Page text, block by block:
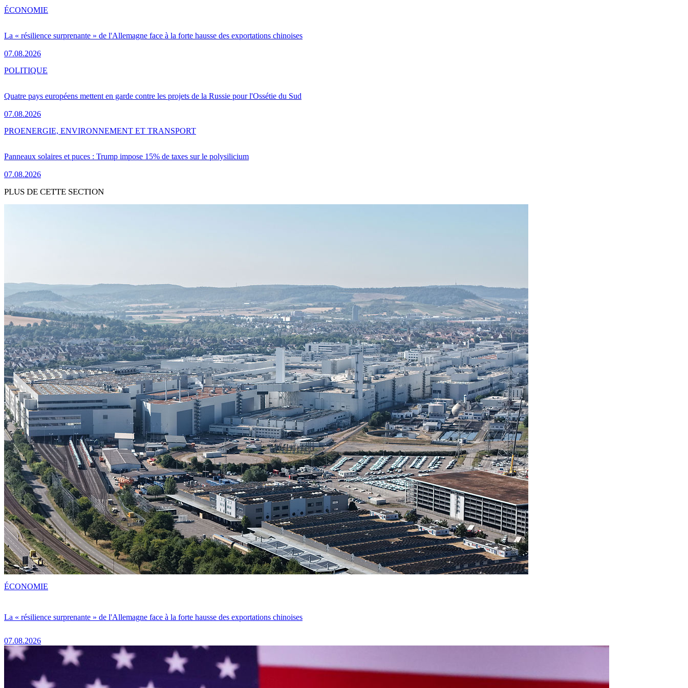
La « résilience surprenante » de l'Allemagne face à la forte hausse des exportations chinoises
07.08.2026
ÉCONOMIE
Quatre pays européens mettent en garde contre les projets de la Russie pour l'Ossétie du Sud
07.08.2026
POLITIQUE
Panneaux solaires et puces : Trump impose 15% de taxes sur le polysilicium
07.08.2026
PROENERGIE, ENVIRONNEMENT ET TRANSPORT
PLUS DE CETTE SECTION
La « résilience surprenante » de l'Allemagne face à la forte hausse des exportations chinoises
07.08.2026
ÉCONOMIE